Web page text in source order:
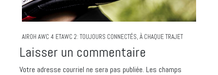
AIROH AWC 4 ETAWC 2: TOUJOURS CONNECTÉS, À CHAQUE TRAJET
Laisser un commentaire
Votre adresse courriel ne sera pas publiée. Les champs